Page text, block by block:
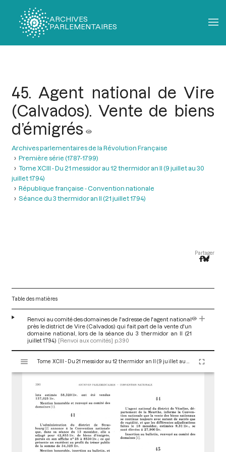
ARCHIVES
PARLEMENTAIRES
45. Agent national de Vire
(Calvados). Vente de biens
d’émigrés
Archives parlementaires de la Révolution Française
Première série (1787-1799)
Tome XCIII - Du 21 messidor au 12 thermidor an II (9 juillet au 30
juillet 1794)
République française - Convention nationale
Séance du 3 thermidor an II (21 juillet 1794)
Partager
Table des matières
Renvoi au comité des domaines de l'adresse de l'agent national
près le district de Vire (Calvados) qui fait part de la vente d'un
domaine national, lors de la séance du 3 thermidor an II (21
juillet 1794) [Renvoi aux comités] p.390
s